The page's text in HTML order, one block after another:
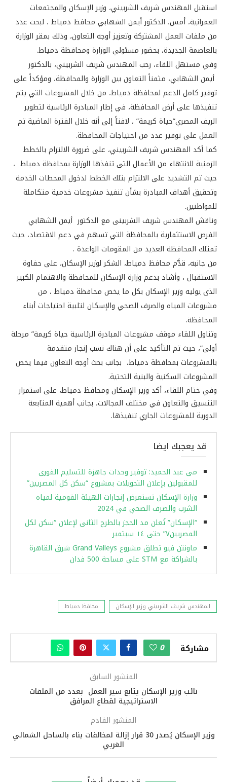
استقبل المهندس شريف الشربيني، وزير الإسكان والمجتمعات
العمرانية، أمس، الدكتور أيمن الشهابي محافظ دمياط ، لبحث عدد
من ملفات العمل المشتركة وتعزيز أوجه التعاون، وذلك بمقر الوزارة
بالعاصمة الجديدة، بحضور مسئولي الوزارة ومحافظة دمياط.
وفي مستهل اللقاء، رحب المهندس شريف الشربيني، بالدكتور
أيمن الشهابي، مثمناً التعاون بين الوزارة والمحافظة، ومؤكداً على
توفير كامل الدعم لمحافظة دمياط، من خلال المشروعات التي يتم
تنفيذها على أرض المحافظة، في إطار المبادرة الرئاسية لتطوير
الريف المصري”حياة كريمة” ، لافتاً إلى أنه خلال الفترة الماضية تم
العمل على توفير عدد من احتياجات المحافظة.
كما أكد المهندس شريف الشربيني، على ضرورة الالتزام بالخطط
الزمنية للانتهاء من الأعمال التى تنفذها الوزارة بمحافظة دمياط ،
حيث تم التشديد على الالتزام بتلك الخطط لدخول المحطات الخدمة
وتحقيق أهداف المبادرة بشأن تنفيذ مشروعات خدمية متكاملة
للمواطنين.
وناقش المهندس شريف الشربينى مع الدكتور أيمن الشهابي
الفرص الاستثمارية بالمحافظة التي تسهم في دعم الاقتصاد، حيث
تمتلك المحافظة العديد من المقومات الواعدة .
من جانبه، قدَّم محافظ دمياط، الشكر لوزير الإسكان، على حفاوة
الاستقبال ، وأشاد بدعم وزارة الإسكان للمحافظة والاهتمام الكبير
الذى يوليه وزير الإسكان بكل ما يخص محافظة دمياط ، من
مشروعات المياه والصرف الصحي والإسكان لتلبية احتياجات أبناء
المحافظة.
وتناول اللقاء موقف مشروعات المبادرة الرئاسية حياة كريمة” مرحلة
أولى”، حيث تم التأكيد على أن هناك نسب إنجاز متقدمة
بالمشروعات بمحافظة دمياط، بجانب بحث أوجه التعاون فيما يخص
المشروعات السكنية والبنية التحتية.
وفي ختام اللقاء، أكد وزير الإسكان ومحافظ دمياط، على استمرار
التنسيق والتعاون في مختلف المجالات، بجانب أهمية المتابعة
الدورية للمشروعات الجاري تنفيذها.
قد يعجبك ايضا
مى عبد الحميد: توفير وحدات جاهزة للتسليم الفورى
للمقبولين بإعلان التحويلات بمشروع “سكن كل المصريين”
‫وزارة الإسكان تستعرض إنجازات الهيئة القومية لمياه
الشرب والصرف الصحي في 2024
“الإسكان” تُعلن مد الحجز بالطرح الثانى لإعلان “سكن لكل
المصريين٧” حتى ١٤ سبتمبر
ماونتن فيو تطلق مشروع Grand Valleys شرق القاهرة
بالشراكة مع STM على مساحة 500 فدان
المهندس شريف الشربيني وزير الإسكان محافظ دمياط
مشاركة 0
المنشور السابق
نائب وزير الإسكان يتابع سير العمل بعدد من الملفات
الاستراتيجية لقطاع المرافق
المنشور القادم
وزير الإسكان يُصدر 30 قرار إزالة لمخالفات بناء بالساحل الشمالي
الغربي